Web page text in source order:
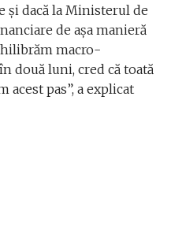
și dacă la Ministerul de
de așa manieră
macro-
două luni, cred că toată
acest pas”, a explicat